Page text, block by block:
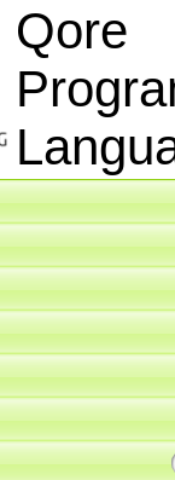
Qore